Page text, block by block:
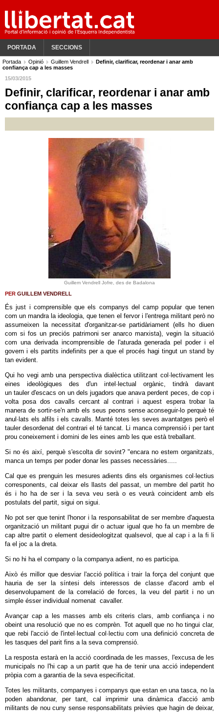
PORTADA SECCIONS
Portada Opinió Guillem Vendrell
Definir, clarificar, reordenar i anar amb
confiança cap a les masses
15/03/2015
Definir, clarificar, reordenar i anar amb
confiança cap a les masses
Guillem Vendrell Jofre, des de Badalona
PER GUILLEM VENDRELL
És just i comprensible que els companys del camp popular que tenen
com un mandra la ideologia, que tenen el fervor i l'entrega militant però no
assumeixen la necessitat d'organitzar-se partidàriament (ells ho diuen
com si fos un preciós patrimoni ser anarco marxista), vegin la situació
com una derivada incomprensible de l'aturada generada pel poder i el
govern i els partits indefinits per a que el procés hagi tingut un stand by
tan evident.
Qui ho vegi amb una perspectiva dialèctica utilitzant col·lectivament les
eines ideològiques des d'un intel·lectual orgànic, tindrà davant
un tauler d'escacs on un dels jugadors que anava perdent peces, de cop i
volta posa dos cavalls cercant al contrari i aquest espera trobar la
manera de sortir-se'n amb els seus peons sense aconseguir-lo perquè té
anul·lats els alfils i els cavalls. Manté totes les seves avantatges però el
tauler desordenat del contrari el té tancat. Li manca comprensió i per tant
prou coneixement i domini de les eines amb les que està treballant.
Si no és així, perquè s'escolta dir sovint? "encara no estem organitzats,
manca un temps per poder donar les passes necessàries.....
Cal que es prenguin les mesures adients dins els organismes col·lectius
corresponents, cal deixar els llasts del passat, un membre del partit ho
és i ho ha de ser i la seva veu serà o es veurà coincident amb els
postulats del partit, sigui on sigui.
No pot ser que tenint l'honor i la responsabilitat de ser membre d'aquesta
organització un militant pugui dir o actuar igual que ho fa un membre de
cap altre partit o element desideologitzat qualsevol, que al cap i a la fi li
fa el joc a la dreta.
Si no hi ha el company o la companya adient, no es participa.
Això és millor que desviar l'acció política i trair la força del conjunt que
hauria de ser la síntesi dels interessos de classe d'acord amb el
desenvolupament de la correlació de forces, la veu del partit i no un
simple ésser individual nomenat cavaller.
Avançar cap a les masses amb els criteris clars, amb confiança i no
obeint una resolució que no es comprèn. Tot aquell que no ho tingui clar,
que rebi l'acció de l'intel·lectual col·lectiu com una definició concreta de
les tasques del parit fins a la seva comprensió.
La resposta estarà en la acció coordinada de les masses, l'excusa de les
municipals no l'hi cap a un partit que ha de tenir una acció independent
pròpia com a garantia de la seva especificitat.
Totes les militants, companyes i companys que estan en una tasca, no la
poden abandonar, per tant, cal imprimir una dinàmica d'acció amb
militants de nou cuny sense responsabilitats prèvies que hagin de deixar,